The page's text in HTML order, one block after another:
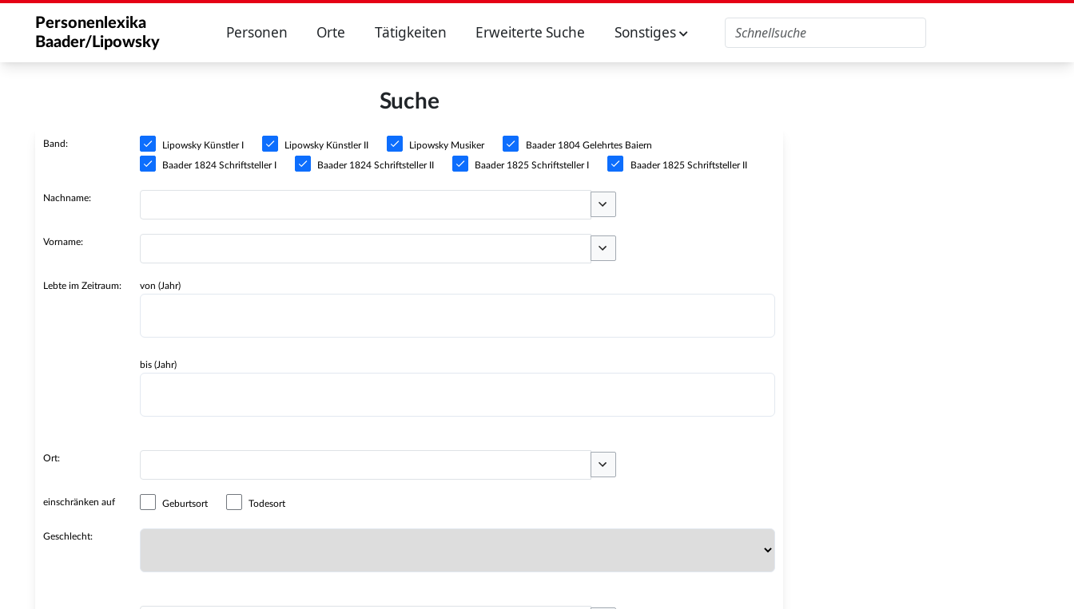
Personenlexika
Baader/Lipowsky
Personen Orte Tätigkeiten Erweiterte Suche Sonstiges
Suche
Band: Lipowsky Künstler I Lipowsky Künstler II Lipowsky Musiker Baader 1804 Gelehrtes Baiern
Baader 1824 Schriftsteller I Baader 1824 Schriftsteller II Baader 1825 Schriftsteller I Baader 1825 Schriftsteller II
Nachname:
Optionen umschalten
Vorname:
Optionen umschalten
Lebte im Zeitraum: von (Jahr)
bis (Jahr)
Ort:
Optionen umschalten
einschränken auf Geburtsort Todesort
Geschlecht: